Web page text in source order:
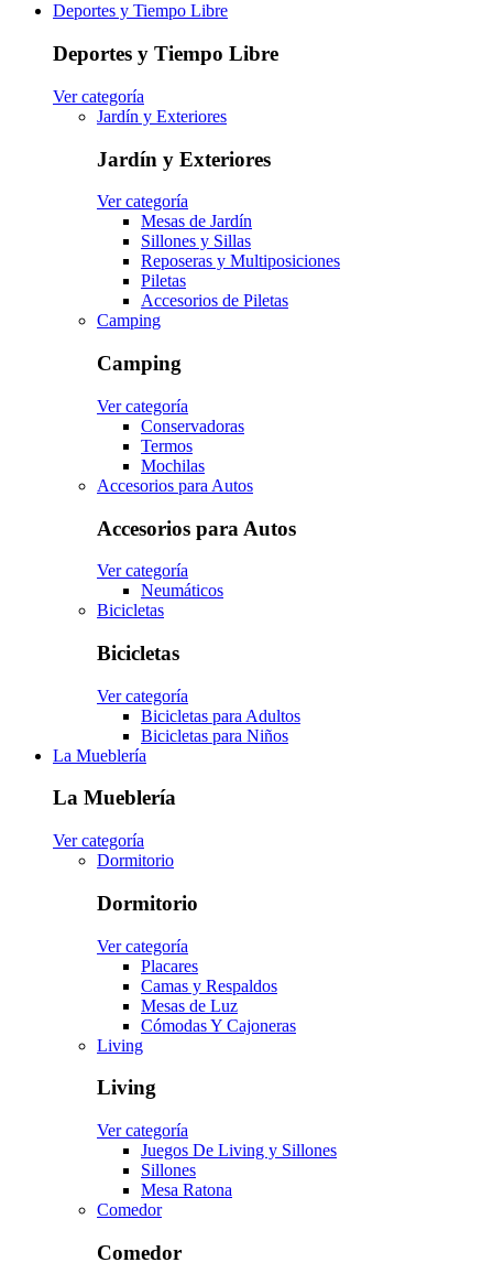
Deportes y Tiempo Libre
Deportes y Tiempo Libre
Ver categoría
Jardín y Exteriores
Jardín y Exteriores
Ver categoría
Mesas de Jardín
Sillones y Sillas
Reposeras y Multiposiciones
Piletas
Accesorios de Piletas
Camping
Camping
Ver categoría
Conservadoras
Termos
Mochilas
Accesorios para Autos
Accesorios para Autos
Ver categoría
Neumáticos
Bicicletas
Bicicletas
Ver categoría
Bicicletas para Adultos
Bicicletas para Niños
La Mueblería
La Mueblería
Ver categoría
Dormitorio
Dormitorio
Ver categoría
Placares
Camas y Respaldos
Mesas de Luz
Cómodas Y Cajoneras
Living
Living
Ver categoría
Juegos De Living y Sillones
Sillones
Mesa Ratona
Comedor
Comedor